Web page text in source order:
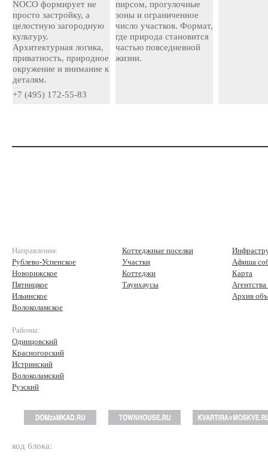
NOCO формирует не
просто застройку, а
целостную загородную
культуру.
Архитектурная логика,
приватность, природное
окружение и внимание к
деталям.
+7 (495) 172-55-83
пирсом, прогулочные
зоны и ограниченное
число участков. Формат,
где природа становится
частью повседневной
жизни.
Направления:
Рублево-Успенское
Новорижское
Пятницкое
Ильинское
Волоколамское
Районы:
Одинцовский
Красногорский
Истринский
Волоколамский
Рузский
Коттеджные поселки
Участки
Коттеджи
Таунхаусы
Афиша
Карта
Архив
код блока: